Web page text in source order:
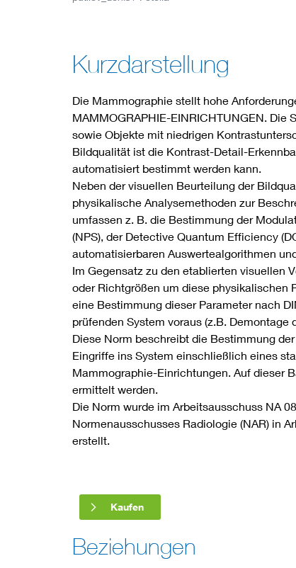
Living
Smart Cities
Kurzdarstellung
Die Mammographie stellt hohe
MAMMOGRAPHIE-EINRICHTUNGEN.
sowie Objekte mit niedrigen
Bildqualität ist die Kontrast-Detail-
automatisiert bestimmt werden kann.
Neben der visuellen Beurteilung der
physikalische Analysemethoden zur
umfassen z. B. die Bestimmung der
(NPS), der Detective Quantum Efficiency
automatisierbaren Auswertealgorithmen
Im Gegensatz zu den etablierten visuellen
oder Richtgrößen um diese physikalischen
eine Bestimmung dieser Parameter nach
prüfenden System voraus (z.B. Demontage
Diese Norm beschreibt die Bestimmung
Eingriffe ins System einschließlich eines
Mammographie-Einrichtungen. Auf dieser
ermittelt werden.
Die Norm wurde im Arbeitsausschuss NA
Normenausschusses Radiologie (NAR) in
erstellt.
Kaufen
Beziehungen